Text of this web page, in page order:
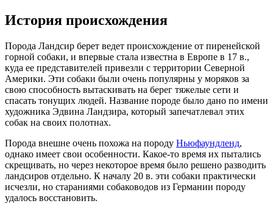
История происхождения
Порода Ландсир берет ведет происхождение от пиренейской
горной собаки, и впервые стала известна в Европе в 17 в.,
куда ее представителей привезли с территории Северной
Америки. Эти собаки были очень популярны у моряков за
свою способность вытаскивать на берег тяжелые сети и
спасать тонущих людей. Название породе было дано по имени
художника Эдвина Ландзира, который запечатлевал этих
собак на своих полотнах.
Порода внешне очень похожа на породу Ньюфаундленд,
однако имеет свои особенности. Какое-то время их пытались
скрещивать, но через некоторое время было решено разводить
ландсиров отдельно. К началу 20 в. эти собаки практически
исчезли, но стараниями собаководов из Германии породу
удалось восстановить.